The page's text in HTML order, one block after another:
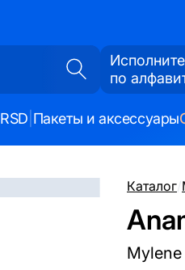
по
RSD Пакеты и аксессуары
Каталог/